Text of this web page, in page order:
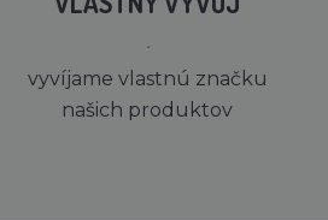
´
vyvíjame vlastnú značku
našich produktov